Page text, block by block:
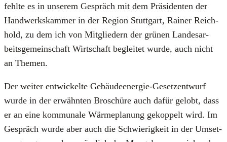
fehl­te es in unse­rem Gespräch mit dem Prä­si­den­ten der
Hand­werks­kam­mer in der Regi­on Stutt­gart, Rai­ner Reich­
hold, zu dem ich von Mit­glie­dern der grü­nen Lan­des­ar­
beits­ge­mein­schaft Wirt­schaft beglei­tet wur­de, auch nicht
an The­men.
Der wei­ter ent­wi­ckel­te Gebäu­de­en­er­gie-Gesetz­ent­wurf
wur­de in der erwähn­ten Bro­schü­re auch dafür gelobt, dass
er an eine kom­mu­na­le Wär­me­pla­nung gekop­pelt wird. Im
Gespräch wur­de aber auch die Schwie­rig­keit in der Umset­